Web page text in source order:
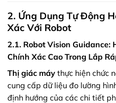
2. Ứng Dụng Tự Động
Xác Với Robot
2.1. Robot Vision Guidance:
Chính Xác Cao Trong Lắp
Thị giác máy thực hiện chức
cung cấp dữ liệu đo lường
định hướng của các chi tiết